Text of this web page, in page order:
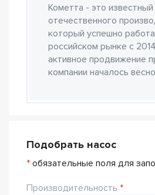
Кометта - это
отечественного
который успешно
российском рынке с
активное продвижение
компании началось
Подобрать насос
* обязательные поля для
Производительность